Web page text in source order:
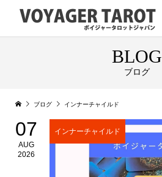
BLOG
ブログ
ブログ インナーチャイルド
07
AUG
2026
インナーチャイルド